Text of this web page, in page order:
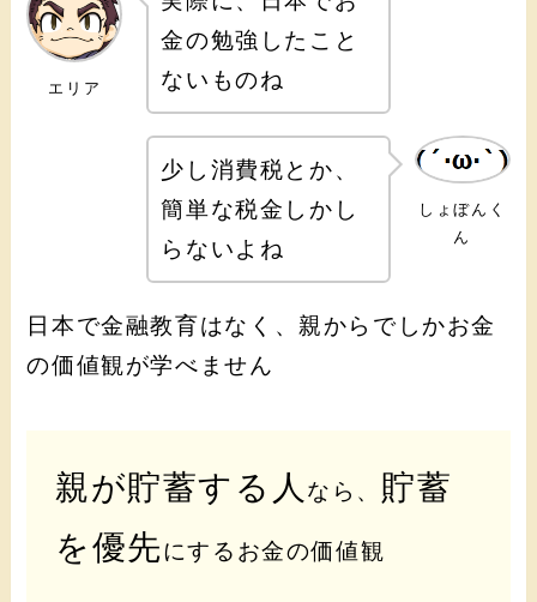
エリア
金の勉強したこと
ないものね
しょぼんく
ん
少し消費税とか、
簡単な税金しかし
らないよね
日本で金融教育はなく、親からでしかお金
の価値観が学べません
親が貯蓄する人 なら、 貯蓄
を優先にするお金の価値観